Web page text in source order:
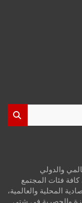
والدولي
فئات المجتمع
المحلية والعالمية،